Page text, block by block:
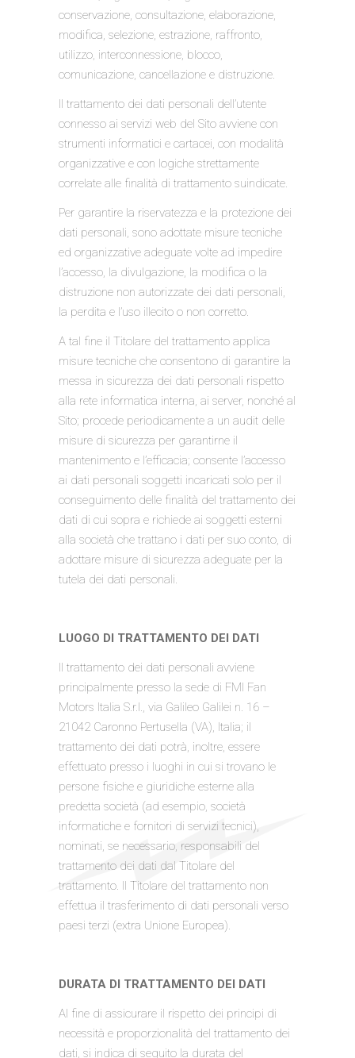
conservazione, consultazione, elaborazione,
modifica, selezione, estrazione, raffronto,
utilizzo, interconnessione, blocco,
comunicazione, cancellazione e distruzione.
Il trattamento dei dati personali dell’utente
connesso ai servizi web del Sito avviene con
strumenti informatici e cartacei, con modalità
organizzative e con logiche strettamente
correlate alle finalità di trattamento suindicate.
Per garantire la riservatezza e la protezione dei
dati personali, sono adottate misure tecniche
ed organizzative adeguate volte ad impedire
l’accesso, la divulgazione, la modifica o la
distruzione non autorizzate dei dati personali,
la perdita e l’uso illecito o non corretto.
A tal fine il Titolare del trattamento applica
misure tecniche che consentono di garantire la
messa in sicurezza dei dati personali rispetto
alla rete informatica interna, ai server, nonché al
Sito; procede periodicamente a un audit delle
misure di sicurezza per garantirne il
mantenimento e l’efficacia; consente l’accesso
ai dati personali soggetti incaricati solo per il
conseguimento delle finalità del trattamento dei
dati di cui sopra e richiede ai soggetti esterni
alla società che trattano i dati per suo conto, di
adottare misure di sicurezza adeguate per la
tutela dei dati personali.
LUOGO DI TRATTAMENTO DEI DATI
Il trattamento dei dati personali avviene
principalmente presso la sede di FMI Fan
Motors Italia S.r.l., via Galileo Galilei n. 16 –
21042 Caronno Pertusella (VA), Italia; il
trattamento dei dati potrà, inoltre, essere
effettuato presso i luoghi in cui si trovano le
persone fisiche e giuridiche esterne alla
predetta società (ad esempio, società
informatiche e fornitori di servizi tecnici),
nominati, se necessario, responsabili del
trattamento dei dati dal Titolare del
trattamento. Il Titolare del trattamento non
effettua il trasferimento di dati personali verso
paesi terzi (extra Unione Europea).
DURATA DI TRATTAMENTO DEI DATI
Al fine di assicurare il rispetto dei principi di
necessità e proporzionalità del trattamento dei
dati, si indica di seguito la durata del